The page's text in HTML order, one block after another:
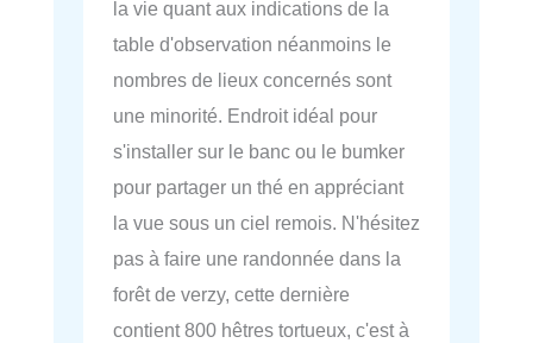
la vie quant aux indications de la
table d'observation néanmoins le
nombres de lieux concernés sont
une minorité. Endroit idéal pour
s'installer sur le banc ou le bumker
pour partager un thé en appréciant
la vue sous un ciel remois. N'hésitez
pas à faire une randonnée dans la
forêt de verzy, cette dernière
contient 800 hêtres tortueux, c'est à